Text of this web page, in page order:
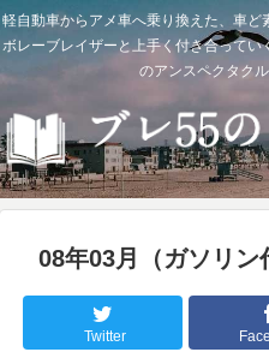
軽自動車からアメ車へ乗り換えた、車
ボレーブレイザーと上手く付き合って
のアンスペクタク
08年03月（ガソリン
Twitter